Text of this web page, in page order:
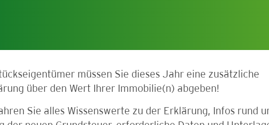
müssen Sie dieses Jahr eine zusätzliche
über den Wert Ihrer Immobilie(n) abgeben!
Sie alles Wissenswerte zu der Erklärung, Infos rund